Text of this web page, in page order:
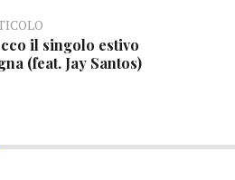
il singolo estivo
(feat. Jay Santos)